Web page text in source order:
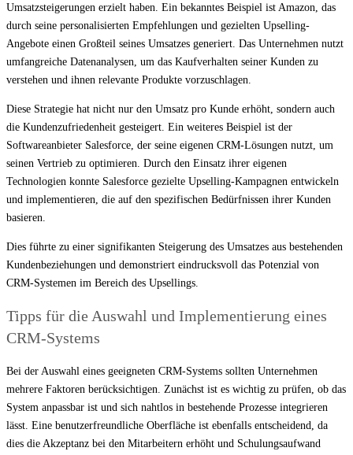
Umsatzsteigerungen erzielt haben. Ein bekanntes Beispiel ist Amazon, das
durch seine personalisierten Empfehlungen und gezielten Upselling-
Angebote einen Großteil seines Umsatzes generiert. Das Unternehmen nutzt
umfangreiche Datenanalysen, um das Kaufverhalten seiner Kunden zu
verstehen und ihnen relevante Produkte vorzuschlagen.
Diese Strategie hat nicht nur den Umsatz pro Kunde erhöht, sondern auch
die Kundenzufriedenheit gesteigert. Ein weiteres Beispiel ist der
Softwareanbieter Salesforce, der seine eigenen CRM-Lösungen nutzt, um
seinen Vertrieb zu optimieren. Durch den Einsatz ihrer eigenen
Technologien konnte Salesforce gezielte Upselling-Kampagnen entwickeln
und implementieren, die auf den spezifischen Bedürfnissen ihrer Kunden
basieren.
Dies führte zu einer signifikanten Steigerung des Umsatzes aus bestehenden
Kundenbeziehungen und demonstriert eindrucksvoll das Potenzial von
CRM-Systemen im Bereich des Upsellings.
Tipps für die Auswahl und Implementierung eines
CRM-Systems
Bei der Auswahl eines geeigneten CRM-Systems sollten Unternehmen
mehrere Faktoren berücksichtigen. Zunächst ist es wichtig zu prüfen, ob das
System anpassbar ist und sich nahtlos in bestehende Prozesse integrieren
lässt. Eine benutzerfreundliche Oberfläche ist ebenfalls entscheidend, da
dies die Akzeptanz bei den Mitarbeitern erhöht und Schulungsaufwand